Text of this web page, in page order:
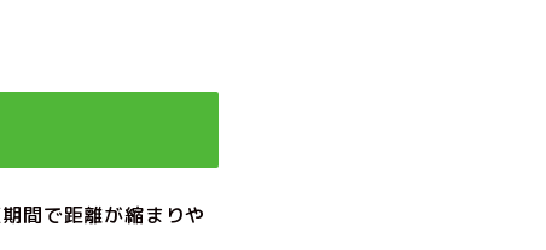
間で距離が縮まりや